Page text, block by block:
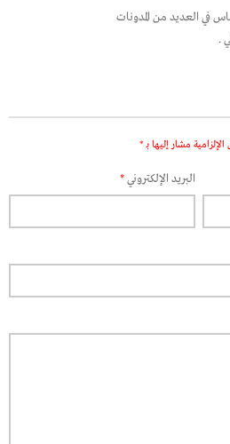
في العديد من المدونات
.
مشار إليها بـ *
البريد الإلكتروني*